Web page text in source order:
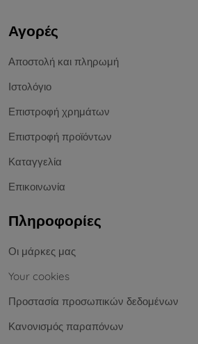
Αγορές
Αποστολή και πληρωμή
Ιστολόγιο
Επιστροφή χρημάτων
Επιστροφή προϊόντων
Καταγγελία
Επικοινωνία
Πληροφορίες
Οι μάρκες μας
Your cookies
Προστασία προσωπικών δεδομένων
Κανονισμός παραπόνων